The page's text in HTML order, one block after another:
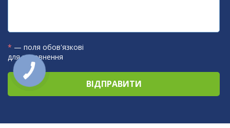
* — поля обов'язкові
для заповнення